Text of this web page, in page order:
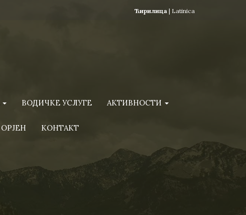
Ћирилица | Latinica
ВОДИЧКЕ УСЛУГЕ АКТИВНОСТИ
ОРЈЕН КОНТАКТ